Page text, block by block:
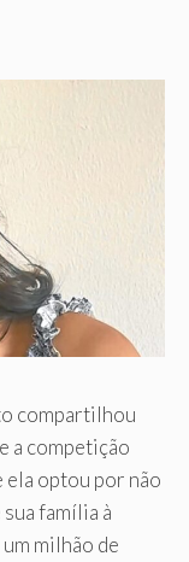
compartilhou
a competição
ela optou por não
família à
milhão de